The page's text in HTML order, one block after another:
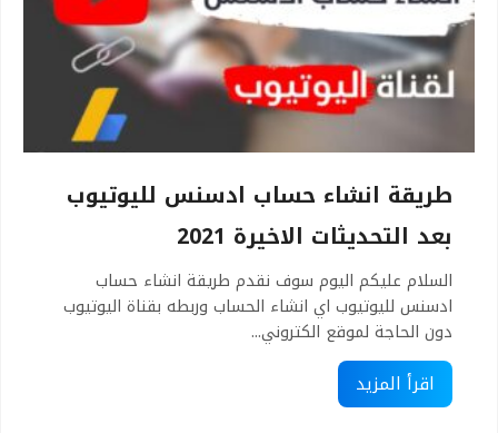
طريقة انشاء حساب ادسنس لليوتيوب
بعد التحديثات الاخيرة 2021
السلام عليكم اليوم سوف نقدم طريقة انشاء حساب
ادسنس لليوتيوب اي انشاء الحساب وربطه بقناة اليوتيوب
دون الحاجة لموقع الكتروني...
اقرأ المزيد